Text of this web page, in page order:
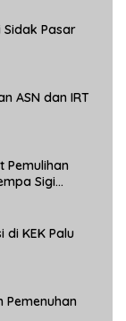
Sidak Pasar
ASN dan IRT
Pemulihan
Sigi
KEK Palu
Pemenuhan